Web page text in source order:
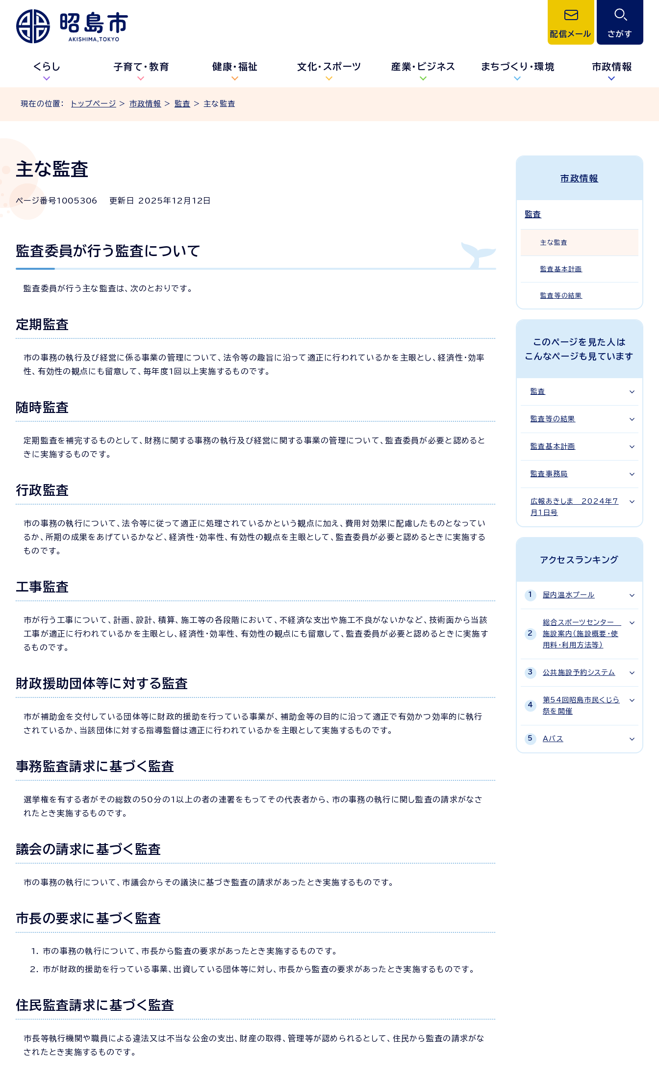
配信メール さがす
くらし 子育て・教育 健康・福祉 文化・スポーツ 産業・ビジネス まちづくり・環境 市政情報
現在の位置： トップページ > 市政情報 > 監査 > 主な監査
主な監査
ページ番号1005306 更新日 2025年12 月 12 日
監査委員が行う監査について
監査委員が行う主な監査は、次のとおりです。
定期監査
市の事務の執行及び経営に係る事業の管理について、法令等の趣旨に沿って適正に行われているかを主眼とし、経済性・効率
性、有効性の観点にも留意して、毎年度1回以上実施するものです。
随時監査
定期監査を補完するものとして、財務に関する事務の執行及び経営に関する事業の管理について、監査委員が必要と認めると
きに実施するものです。
行政監査
市の事務の執行について、法令等に従って適正に処理されているかという観点に加え、費用対効果に配慮したものとなってい
るか、所期の成果をあげているかなど、経済性・効率性、有効性の観点を主眼として、監査委員が必要と認めるときに実施する
ものです。
工事監査
市が行う工事について、計画、設計、積算、施工等の各段階において、不経済な支出や施工不良がないかなど、技術面から当該
工事が適正に行われているかを主眼とし、経済性・効率性、有効性の観点にも留意して、監査委員が必要と認めるときに実施す
るものです。
財政援助団体等に対する監査
市が補助金を交付している団体等に財政的援助を行っている事業が、補助金等の目的に沿って適正で有効かつ効率的に執行
されているか、当該団体に対する指導監督は適正に行われているかを主眼として実施するものです。
事務監査請求に基づく監査
選挙権を有する者がその総数の50分の1以上の者の連署をもってその代表者から、市の事務の執行に関し監査の請求がなさ
れたとき実施するものです。
議会の請求に基づく監査
市の事務の執行について、市議会からその議決に基づき監査の請求があったとき実施するものです。
市長の要求に基づく監査
市の事務の執行について、市長から監査の要求があったとき実施するものです。
市が財政的援助を行っている事業、出資している団体等に対し、市長から監査の要求があったとき実施するものです。
住民監査請求に基づく監査
市長等執行機関や職員による違法又は不当な公金の支出、財産の取得、管理等が認められるとして、住民から監査の請求がな
されたとき実施するものです。
市政情報
監査
主な監査
監査基本計画
監査等の結果
このページを見た人は
こんなページも見ています
監査
監査等の結果
監査基本計画
監査事務局
広報あきしま 2024年7
月1日号
アクセスランキング
屋内温水プール
総合スポーツセンター
施設案内（施設概要・使
用料・利用方法等）
公共施設予約システム
第54回昭島市民くじら
祭を開催
Aバス